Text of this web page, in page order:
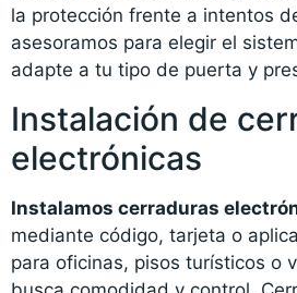
la protección frente a intentos
asesoramos para elegir el
adapte a tu tipo de puerta y
Instalación de
electrónicas
Instalamos cerraduras
mediante código, tarjeta o
para oficinas, pisos turísticos o